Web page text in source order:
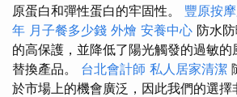
原蛋白和彈性蛋白的牢固性。 豐原按
年 月子餐多少錢 外燴 安養中心 防水
的高保護，並降低了陽光觸發的過敏的
替換產品。 台北會計師 私人居家清潔
於市場上的機會廣泛，因此我們的選擇